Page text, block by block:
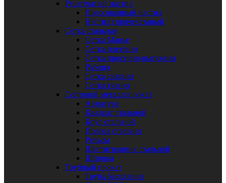
Решетчатый настил
Прессованный настил
Настил горячекатаный
Сетка стальная
Сетка Манье
Сетка плетеная
Сетка просечно-вытяжная
Рабица
Сетка сварная
Сетка тканая
Сортовой металлопрокат
Арматура
Квадрат стальной
Круг стальной
Полоса стальная
Рельсы
Шестигранник стальной
Шпонка
Трубный прокат
Труба бесшовная